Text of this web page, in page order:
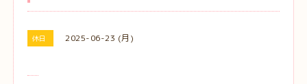
休日 2025-06-23 (月)